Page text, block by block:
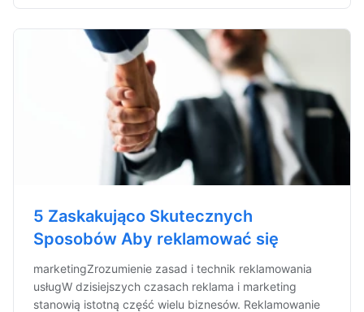
5 Zaskakująco Skutecznych
Sposobów Aby reklamować się
marketingZrozumienie zasad i technik reklamowania
usługW dzisiejszych czasach reklama i marketing
stanowią istotną część wielu biznesów. Reklamowanie